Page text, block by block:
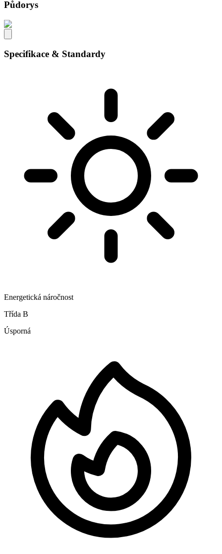
Půdorys
Specifikace & Standardy
Energetická náročnost
Třída B
Úsporná